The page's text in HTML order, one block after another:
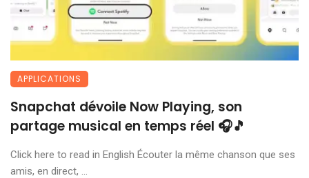
APPLICATIONS
Snapchat dévoile Now Playing, son
partage musical en temps réel 🎧🎵
Click here to read in English Écouter la même chanson que ses
amis, en direct, ...